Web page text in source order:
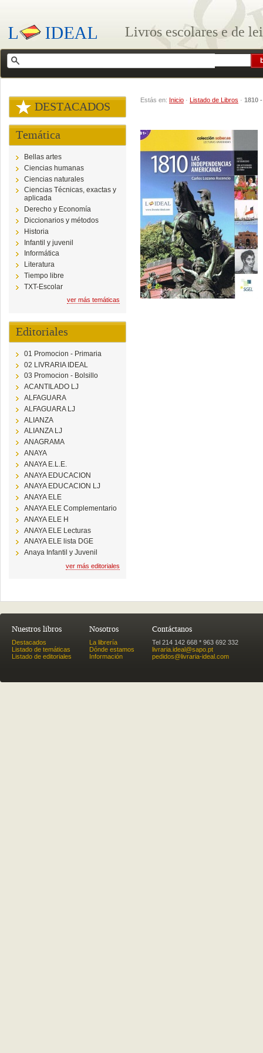
Livros escolares e de
DESTACADOS
Temática
Bellas artes
Ciencias humanas
Ciencias naturales
Ciencias Técnicas, exactas y
aplicada
Derecho y Economía
Diccionarios y métodos
Historia
Infantil y juvenil
Informática
Literatura
Tiempo libre
TXT-Escolar
ver más temáticas
Editoriales
01 Promocion - Primaria
02 LIVRARIA IDEAL
03 Promocion - Bolsillo
ACANTILADO LJ
ALFAGUARA
ALFAGUARA LJ
ALIANZA
ALIANZA LJ
ANAGRAMA
ANAYA
ANAYA E.L.E.
ANAYA EDUCACION
ANAYA EDUCACION LJ
ANAYA ELE
ANAYA ELE Complementario
ANAYA ELE H
ANAYA ELE Lecturas
ANAYA ELE lista DGE
Anaya Infantil y Juvenil
ver más editoriales
Estás en: Inicio · Listado de Libros · 1810
Nuestros libros
Destacados
Listado de temáticas
Listado de editoriales
Nosotros
La librería
Dónde estamos
Información
Contáctanos
Tel 214 142 668 * 963 692 332
livraria.ideal@sapo.pt
pedidos@livraria-ideal.com